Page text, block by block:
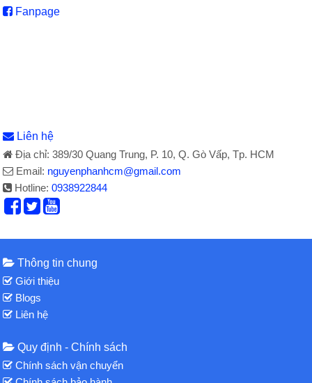
Fanpage
Liên hệ
Địa chỉ: 389/30 Quang Trung, P. 10, Q. Gò Vấp, Tp. HCM
Email: nguyenphanhcm@gmail.com
Hotline:0938922844
Thông tin chung
Giới thiệu
Blogs
Liên hệ
Quy định - Chính sách
Chính sách vận chuyển